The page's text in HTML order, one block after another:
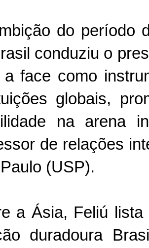
do período
conduziu o
face como
globais,
na arena
de relações
(USP).
a Ásia, Feliú
duradoura